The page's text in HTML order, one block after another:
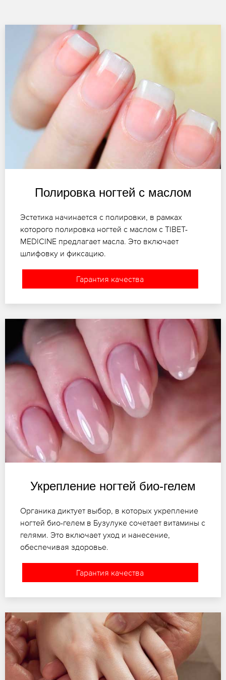
Полировка ногтей с маслом
Эстетика начинается с полировки, в рамках
которого полировка ногтей с маслом с TIBET-
MEDICINE предлагает масла. Это включает
шлифовку и фиксацию.
Гарантия качества
Укрепление ногтей био-гелем
Органика диктует выбор, в которых укрепление
ногтей био-гелем в Бузулуке сочетает витамины с
гелями. Это включает уход и нанесение,
обеспечивая здоровье.
Гарантия качества